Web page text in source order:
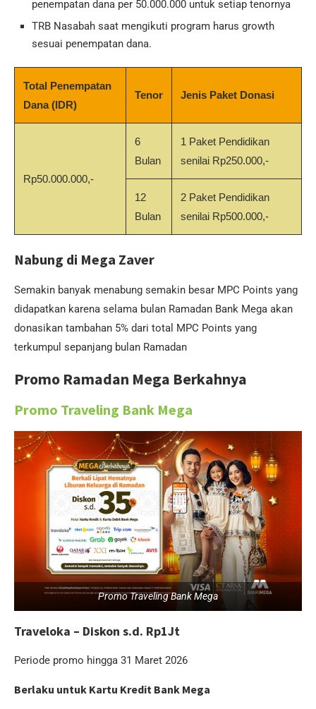
penempatan dana per 50.000.000 untuk setiap tenornya
TRB Nasabah saat mengikuti program harus growth
sesuai penempatan dana.
Total Penempatan
Dana (IDR)
Tenor Jenis Paket Donasi
Rp50.000.000,-
6
Bulan
1 Paket Pendidikan
senilai Rp250.000,-
12
Bulan
2 Paket Pendidikan
senilai Rp500.000,-
Nabung di Mega Zaver
Semakin banyak menabung semakin besar MPC Points yang
didapatkan karena selama bulan Ramadan Bank Mega akan
donasikan tambahan 5% dari total MPC Points yang
terkumpul sepanjang bulan Ramadan
Promo Ramadan Mega Berkahnya
Promo Traveling Bank Mega
Promo Traveling Bank Mega
Traveloka – Diskon s.d. Rp1Jt
Periode promo hingga 31 Maret 2026
Berlaku untuk Kartu Kredit Bank Mega